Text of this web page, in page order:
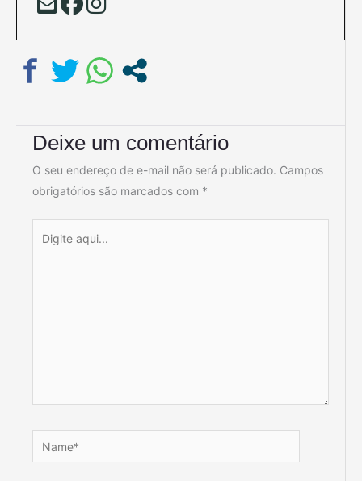
Deixe um comentário
O seu endereço de e-mail não será publicado. Campos
obrigatórios são marcados com *
aqui...